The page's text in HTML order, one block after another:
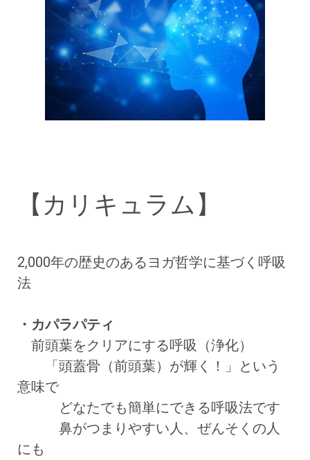
【カリキュラム】
2,000年の歴史のあるヨガ哲学に基づく呼吸
法
・カパラパティ
前頭葉をクリアにする呼吸（浄化）
「頭蓋骨（前頭葉）が輝く！」という
意味で
どなたでも簡単にできる呼吸法です
鼻がつまりやすい人、ぜんそくの人
にも